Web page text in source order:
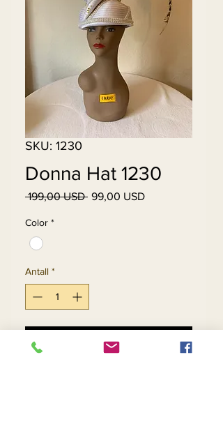
SKU: 1230
Donna Hat 1230
199,00 USD Vanlig
99,00 USDSalgspris
Color *
Antall *
Legg til i handlekurv